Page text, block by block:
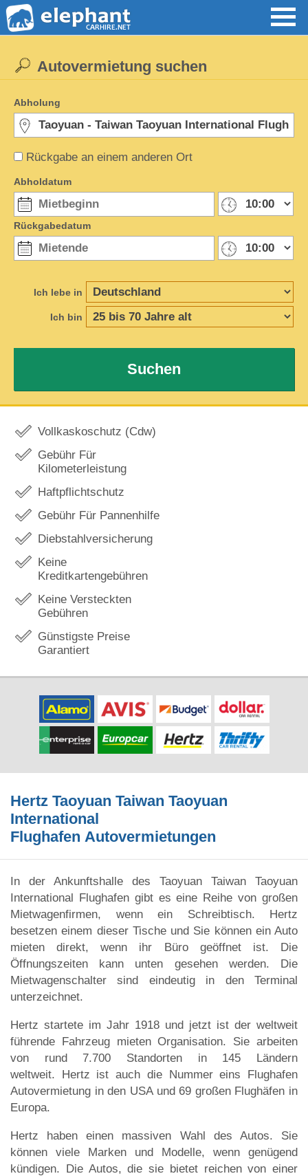
Rückgabe an einem anderen Ort
Autovermietung suchen
Abholung
Abholdatum
Rückgabedatum
Ich lebe in
Ich bin
Suchen
Vollkaskoschutz (Cdw)
Gebühr Für
Kilometerleistung
Haftpflichtschutz
Gebühr Für Pannenhilfe
Diebstahlversicherung
Keine
Kreditkartengebühren
Keine Versteckten
Gebühren
Günstigste Preise
Garantiert
Hertz Taoyuan Taiwan Taoyuan
International
Flughafen Autovermietungen
In der Ankunftshalle des Taoyuan Taiwan Taoyuan
International Flughafen gibt es eine Reihe von großen
Mietwagenfirmen, wenn ein Schreibtisch. Hertz
besetzen einem dieser Tische und Sie können ein Auto
mieten direkt, wenn ihr Büro geöffnet ist. Die
Öffnungszeiten kann unten gesehen werden. Die
Mietwagenschalter sind eindeutig in den Terminal
unterzeichnet.
Hertz startete im Jahr 1918 und jetzt ist der weltweit
führende Fahrzeug mieten Organisation. Sie arbeiten
von rund 7.700 Standorten in 145 Ländern
weltweit. Hertz ist auch die Nummer eins Flughafen
Autovermietung in den USA und 69 großen Flughäfen in
Europa.
Hertz haben einen massiven Wahl des Autos. Sie
können viele Marken und Modelle, wenn genügend
kündigen. Die Autos, die sie bietet reichen von einer